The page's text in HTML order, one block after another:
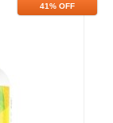
41% OFF